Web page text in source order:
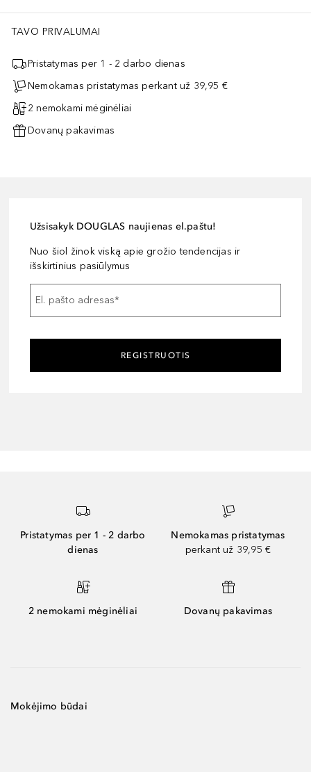
TAVO PRIVALUMAI
Pristatymas per 1 - 2 darbo dienas
Nemokamas pristatymas perkant už 39,95 €
2 nemokami mėginėliai
Dovanų pakavimas
Užsisakyk DOUGLAS naujienas el.paštu!
Nuo šiol žinok viską apie grožio tendencijas ir
išskirtinius pasiūlymus
El. pašto adresas*
REGISTRUOTIS
Pristatymas per 1 - 2 darbo
dienas
Nemokamas pristatymas
perkant už 39,95 €
2 nemokami mėginėliai Dovanų pakavimas
Mokėjimo būdai